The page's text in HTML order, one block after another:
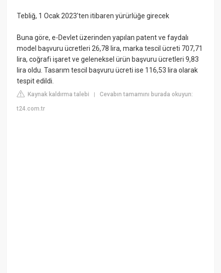
Tebliğ, 1 Ocak 2023'ten itibaren yürürlüğe girecek
Buna göre, e-Devlet üzerinden yapılan patent ve faydalı
model başvuru ücretleri 26,78 lira, marka tescil ücreti 707,71
lira, coğrafi işaret ve geleneksel ürün başvuru ücretleri 9,83
lira oldu. Tasarım tescil başvuru ücreti ise 116,53 lira olarak
tespit edildi.
Kaynak kaldırma talebi |Cevabın tamamını burada okuyun:
t24.com.tr